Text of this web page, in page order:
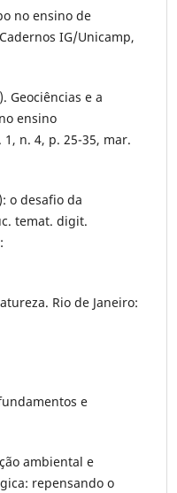
no ensino de
IG/Unicamp,
Geociências e a
ensino
n. 4, p. 25-35, mar.
o desafio da
temat. digit.
Rio de Janeiro:
e
ambiental e
repensando o